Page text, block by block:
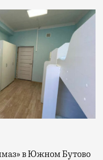
в Южном Бутово